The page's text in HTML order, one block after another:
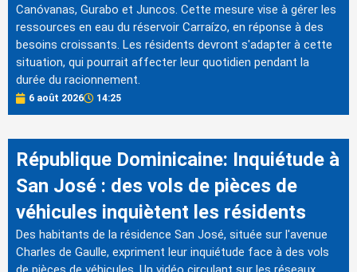
Canóvanas, Gurabo et Juncos. Cette mesure vise à gérer les
ressources en eau du réservoir Carraízo, en réponse à des
besoins croissants. Les résidents devront s'adapter à cette
situation, qui pourrait affecter leur quotidien pendant la
durée du racionnement.
6 août 2026 14:25
République Dominicaine: Inquiétude à
San José : des vols de pièces de
véhicules inquiètent les résidents
Des habitants de la résidence San José, située sur l'avenue
Charles de Gaulle, expriment leur inquiétude face à des vols